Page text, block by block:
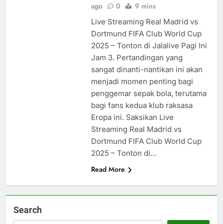
ago
0 9 mins
Live Streaming Real Madrid vs
Dortmund FIFA Club World Cup
2025 – Tonton di Jalalive Pagi Ini
Jam 3. Pertandingan yang
sangat dinanti-nantikan ini akan
menjadi momen penting bagi
penggemar sepak bola, terutama
bagi fans kedua klub raksasa
Eropa ini. Saksikan Live
Streaming Real Madrid vs
Dortmund FIFA Club World Cup
2025 – Tonton di…
Read More
Search